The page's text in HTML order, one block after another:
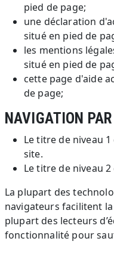
pied de page;
une déclaration
situé en pied de
les mentions
situé en pied de
cette page d'aide
de page;
NAVIGATION
Le titre de niveau
site.
Le titre de niveau
La plupart des
navigateurs facilitent
plupart des lecteurs
fonctionnalité pour